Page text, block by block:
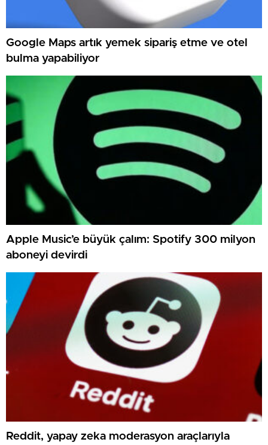
Google Maps artık yemek sipariş etme ve otel
bulma yapabiliyor
Apple Music’e büyük çalım: Spotify 300 milyon
aboneyi devirdi
Reddit, yapay zeka moderasyon araçlarıyla